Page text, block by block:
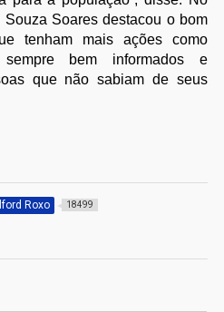
Soares destacou o bom
tenham mais ações como
bem informados e
que não sabiam de seus
Roxo 18499